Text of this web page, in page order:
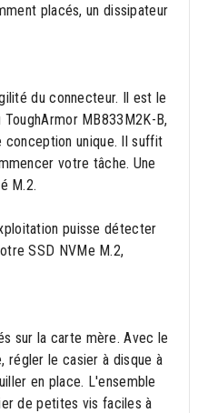
placés, un dissipateur
du connecteur. Il est le
MB833M2K-B,
unique. Il suffit
votre tâche. Une
M.2.
puisse détecter
SSD NVMe M.2,
sur la carte mère. Avec le
régler le casier à disque à
en place. L'ensemble
de petites vis faciles à